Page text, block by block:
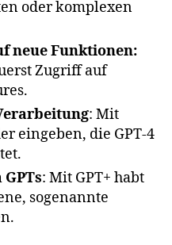
oder komplexen
neue Funktionen:
Zugriff auf
: Mit
eingeben, die GPT-4
: Mit GPT+ habt
sogenannte